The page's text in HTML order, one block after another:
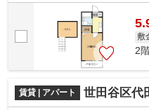
す。歩いて12分ほどで駅にアクセス
敷
2
賃貸 | アパート 世田谷区代